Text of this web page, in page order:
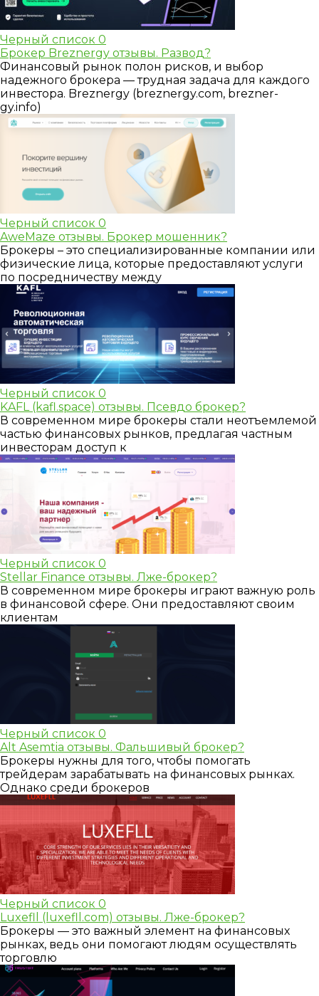
Черный список 0
Брокер Breznergy отзывы. Развод?
Финансовый рынок полон рисков, и выбор
надежного брокера — трудная задача для каждого
инвестора. Breznergy (breznergy.com, brezner-
gy.info)
Черный список 0
AweMaze отзывы. Брокер мошенник?
Брокеры – это специализированные компании или
физические лица, которые предоставляют услуги
по посредничеству между
Черный список 0
KAFL (kafl.space) отзывы. Псевдо брокер?
В современном мире брокеры стали неотъемлемой
частью финансовых рынков, предлагая частным
инвесторам доступ к
Черный список 0
Stellar Finance отзывы. Лже-брокер?
В современном мире брокеры играют важную роль
в финансовой сфере. Они предоставляют своим
клиентам
Черный список 0
Alt Asemtia отзывы. Фальшивый брокер?
Брокеры нужны для того, чтобы помогать
трейдерам зарабатывать на финансовых рынках.
Однако среди брокеров
Черный список 0
Luxefll (luxefll.com) отзывы. Лже-брокер?
Брокеры — это важный элемент на финансовых
рынках, ведь они помогают людям осуществлять
торговлю